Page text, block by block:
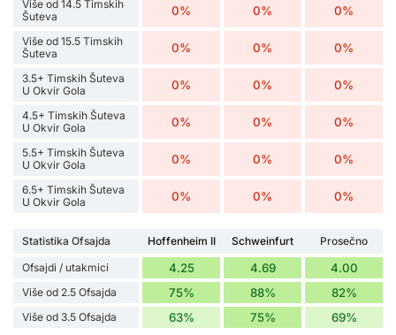
Više od 14.5 Timskih
Šuteva
0% 0% 0%
Više od 15.5 Timskih
Šuteva
0% 0% 0%
3.5+ Timskih Šuteva
U Okvir Gola
0% 0% 0%
4.5+ Timskih Šuteva
U Okvir Gola
0% 0% 0%
5.5+ Timskih Šuteva
U Okvir Gola
0% 0% 0%
6.5+ Timskih Šuteva
U Okvir Gola
0% 0% 0%
Statistika Ofsajda Hoffenheim II Schweinfurt
Prosečno
Ofsajdi / utakmici
4.25 4.69 4.00
Više od 2.5 Ofsajda 75% 88% 82%
Više od 3.5 Ofsajda 63% 75% 69%